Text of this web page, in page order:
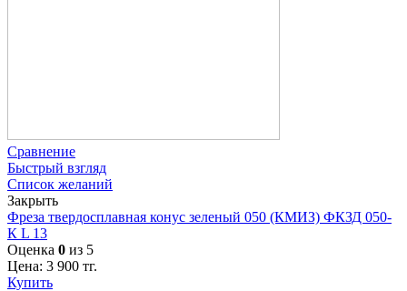
Сравнение
Быстрый взгляд
Список желаний
Закрыть
Фреза твердосплавная конус зеленый 050 (КМИЗ) ФКЗД 050-
К L 13
Оценка 0 из 5
Цена: 3 900 тг.
Купить